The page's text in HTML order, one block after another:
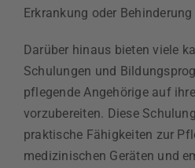
Erkrankung oder
Darüber hinaus bieten viele
Schulungen und
pflegende Angehörige auf
vorzubereiten. Diese
praktische Fähigkeiten zur
medizinischen Geräten und